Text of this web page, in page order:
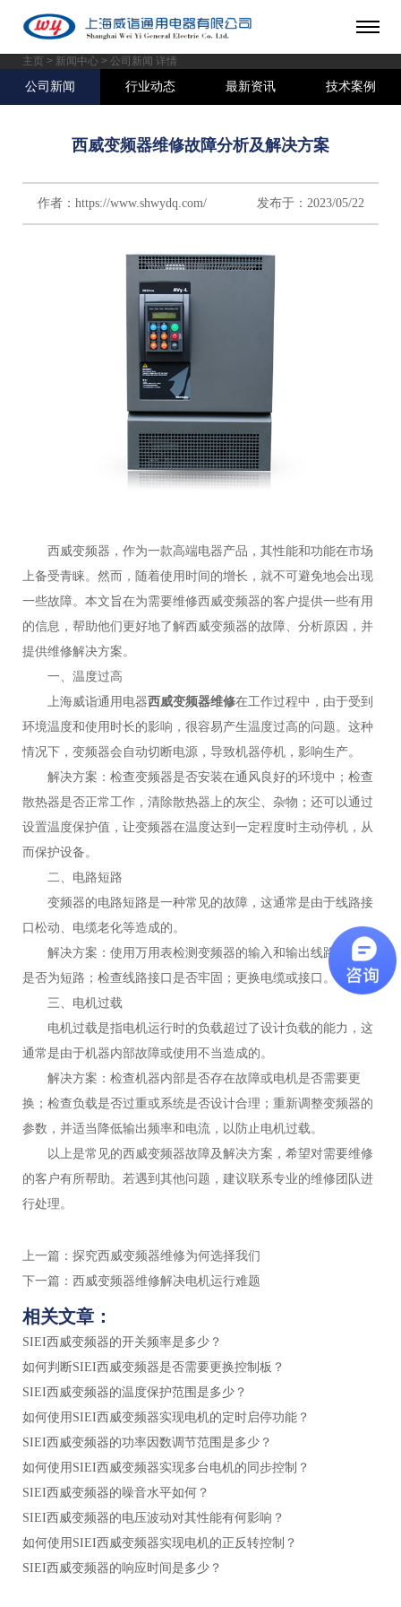
主页 > 新闻中心 > 公司新闻 详情
公司新闻 行业动态 最新资讯 技术案例
西威变频器维修故障分析及解决方案
作者：https://www.shwydq.com/ 发布于：2023/05/22
西威变频器，作为一款高端电器产品，其性能和功能在市场
上备受青睐。然而，随着使用时间的增长，就不可避免地会出现
一些故障。本文旨在为需要维修西威变频器的客户提供一些有用
的信息，帮助他们更好地了解西威变频器的故障、分析原因，并
提供维修解决方案。
一、温度过高
上海威诣通用电器西威变频器维修在工作过程中，由于受到
环境温度和使用时长的影响，很容易产生温度过高的问题。这种
情况下，变频器会自动切断电源，导致机器停机，影响生产。
解决方案：检查变频器是否安装在通风良好的环境中；检查
散热器是否正常工作，清除散热器上的灰尘、杂物；还可以通过
设置温度保护值，让变频器在温度达到一定程度时主动停机，从
而保护设备。
二、电路短路
变频器的电路短路是一种常见的故障，这通常是由于线路接
口松动、电缆老化等造成的。
解决方案：使用万用表检测变频器的输入和输出线路，确定
是否为短路；检查线路接口是否牢固；更换电缆或接口。
三、电机过载
电机过载是指电机运行时的负载超过了设计负载的能力，这
通常是由于机器内部故障或使用不当造成的。
解决方案：检查机器内部是否存在故障或电机是否需要更
换；检查负载是否过重或系统是否设计合理；重新调整变频器的
参数，并适当降低输出频率和电流，以防止电机过载。
以上是常见的西威变频器故障及解决方案，希望对需要维修
的客户有所帮助。若遇到其他问题，建议联系专业的维修团队进
行处理。
上一篇： 探究西威变频器维修为何选择我们
下一篇： 西威变频器维修解决电机运行难题
相关文章：
SIEI西威变频器的开关频率是多少？
如何判断SIEI西威变频器是否需要更换控制板？
SIEI西威变频器的温度保护范围是多少？
如何使用SIEI西威变频器实现电机的定时启停功能？
SIEI西威变频器的功率因数调节范围是多少？
如何使用SIEI西威变频器实现多台电机的同步控制？
SIEI西威变频器的噪音水平如何？
SIEI西威变频器的电压波动对其性能有何影响？
如何使用SIEI西威变频器实现电机的正反转控制？
SIEI西威变频器的响应时间是多少？